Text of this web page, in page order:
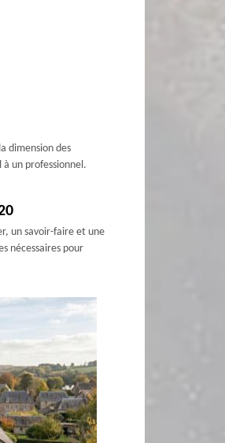
dimension des
un professionnel.
un savoir-faire et une
nécessaires pour